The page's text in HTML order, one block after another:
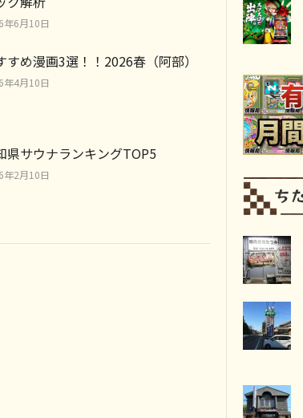
年6月10日
すめ漫画3選！！2026春（阿部）
年4月10日
県サウナランキングTOP5
年2月10日